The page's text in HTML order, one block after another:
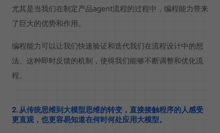
尤其是当我们在制定产品agent流程的过程中，编程能力带来
了巨大的优势和作用。
编程能力可以让我们快速验证和迭代我们在流程设计中的想
法。这种即时反馈的机制，使得我们能够不断调整和优化流
程。
2. 从传统思维到大模型思维的转变，直接接触程序的人感受
更直观，也更容易知道在何时何处应用大模型。